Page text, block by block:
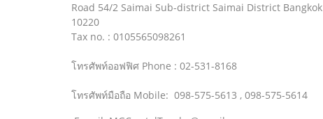
Road 54/2 Saimai Sub-district Saimai District Bangkok
10220
Tax no. : 0105565098261
โทรศัพท์ออฟฟิศ Phone : 02-531-8168
โทรศัพท์มือถือ Mobile: 098-575-5613 , 098-575-5614